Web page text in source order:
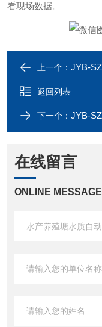
看现场数据。
上一个： JYB-
返回列表
下一个： JYB-
在线留言
ONLINE MESSAGE